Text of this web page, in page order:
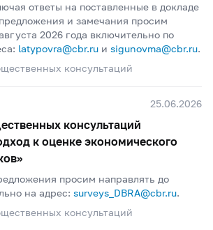
ответы на поставленные в докладе
и замечания просим
2026 года включительно по
latypovra@cbr.ru и sigunovma@cbr.ru.
консультаций
25.06.2026
консультаций
к оценке экономического
просим направлять до
на адрес: surveys_DBRA@cbr.ru.
консультаций